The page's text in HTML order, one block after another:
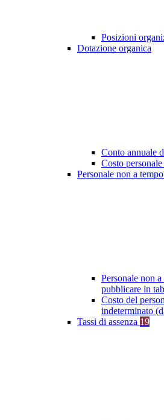
Posizioni
Dotazione organica
Conto annuale
Costo
Personale non a
Personale non
pubblicare in
Costo del
indeterminato
Tassi di assenza 19